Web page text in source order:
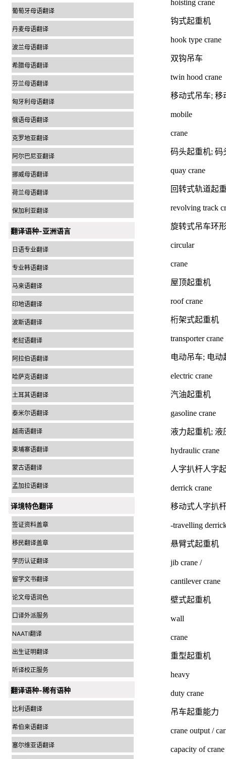
葡萄牙母语翻译
丹麦母语翻译
波兰母语翻译
希腊母语翻译
芬兰母语翻译
匈牙利母语翻译
俄语母语翻译
克罗地亚翻译
阿尔巴尼亚翻译
挪威母语翻译
荷兰母语翻译
保加利亚翻译
翻译语种-亚洲语言
日语专业翻译
专业韩语翻译
马来语翻译
印地语翻译
波斯语翻译
老挝语翻译
阿拉伯语翻译
哈萨克语翻译
土耳其语翻译
泰米尔语翻译
越南语翻译
柬埔寨语翻译
蒙古语翻译
孟加拉语翻译
译境特色翻译
签证资料盖章
移民翻译盖章
学历认证翻译
留学文书翻译
论文母语润色
口译外派服务
NAATI翻译
出生证明翻译
听译校正服务
翻译语种-稀有语种
比利语翻译
希伯来语翻译
塞尔维亚语翻译
hoisting crane
钩式起重机
hook type crane
双钩吊车
twin hood crane
移动式吊车; 移
mobile
crane
码头起重机; 码
quay crane
回转式轨道起
revolving track
旋转式吊车环
circular
crane
屋顶起重机
roof crane
桁架式起重机
transporter crane
电动吊车; 电动
electric crane
汽油起重机
gasoline crane
液力起重机; 液
hydraulic crane
人字扒杆人字
derrick crane
移动式人字扒
-travelling
悬臂式起重机
jib crane /
cantilever crane
壁式起重机
wall
crane
重型起重机
heavy
duty crane
吊车起重能力
crane output /
capacity of crane